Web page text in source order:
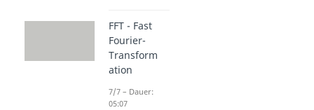
FFT - Fast
Fourier-
Transform
ation
7/7 – Dauer:
05:07